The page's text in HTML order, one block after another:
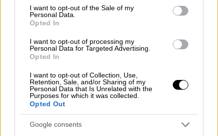
consent section.
I want to opt-out of the Sale of my
Personal Data.
Opted In
I want to opt-out of processing my
Personal Data for Targeted Advertising.
Opted In
I want to opt-out of Collection, Use,
Retention, Sale, and/or Sharing of my
Personal Data that Is Unrelated with the
Purposes for which it was collected.
Opted Out
Google consents
επαρκή. Αυτά συμπεριλάμβαναν την
εισαγωγή εκ νέου του μέτρου της χρήσης
της μάσκας στα καταστήματα και ένα μερικό
λοκντάουν, με τους πολίτες να
ενθαρρύνονται να εργάζονται με τηλεργασία
και τα μπαρ και τα εστιατόρια να κλείνουν
στις 8 το βράδυ τοπική ώρα.
ΔΙΑΒΑΣΤΕ ΕΠΙΣΗΣ